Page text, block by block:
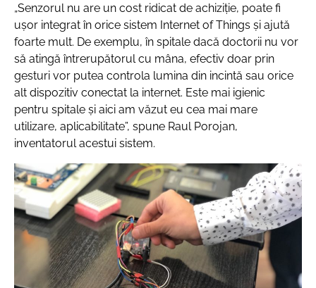
„Senzorul nu are un cost ridicat de achiziție, poate fi
ușor integrat în orice sistem Internet of Things și ajută
foarte mult. De exemplu, în spitale dacă doctorii nu vor
să atingă întrerupătorul cu mâna, efectiv doar prin
gesturi vor putea controla lumina din incintă sau orice
alt dispozitiv conectat la internet. Este mai igienic
pentru spitale și aici am văzut eu cea mai mare
utilizare, aplicabilitate”, spune Raul Porojan,
inventatorul acestui sistem.